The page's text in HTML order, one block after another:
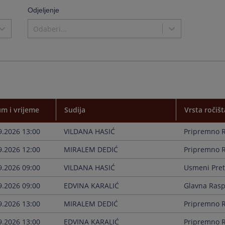
Press
key
to
for
dates.
Odjeljenje
Odaberi...
i vrijeme Sudija Vrsta
13:00 VILDANA HASIĆ
Pripremno
12:00 MIRALEM DEDIĆ
Pripremno
09:00 VILDANA HASIĆ
Usmeni
09:00 EDVINA KARALIĆ
Glavna
13:00 MIRALEM DEDIĆ
Pripremno
13:00 EDVINA KARALIĆ
Pripremno